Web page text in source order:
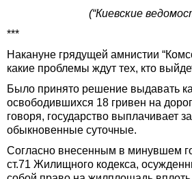
(“Киевские
***
Накануне грядущей амнистии
какие проблемы ждут тех, кто
Было принято решение выдавать
освободившихся 18 гривен на
говоря, государство выплачивает
обыкновенные суточные.
Согласно внесенным в минувшем
ст.71 Жилищного кодекса,